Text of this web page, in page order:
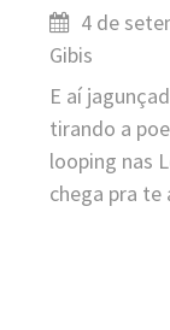
4 de
Gibis
E aí
tirando a
looping nas
chega pra